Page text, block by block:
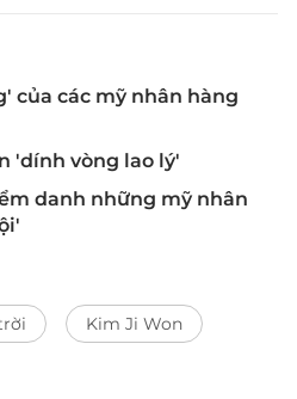
của các mỹ nhân hàng
'dính vòng lao lý'
danh những mỹ nhân
Kim Ji Won